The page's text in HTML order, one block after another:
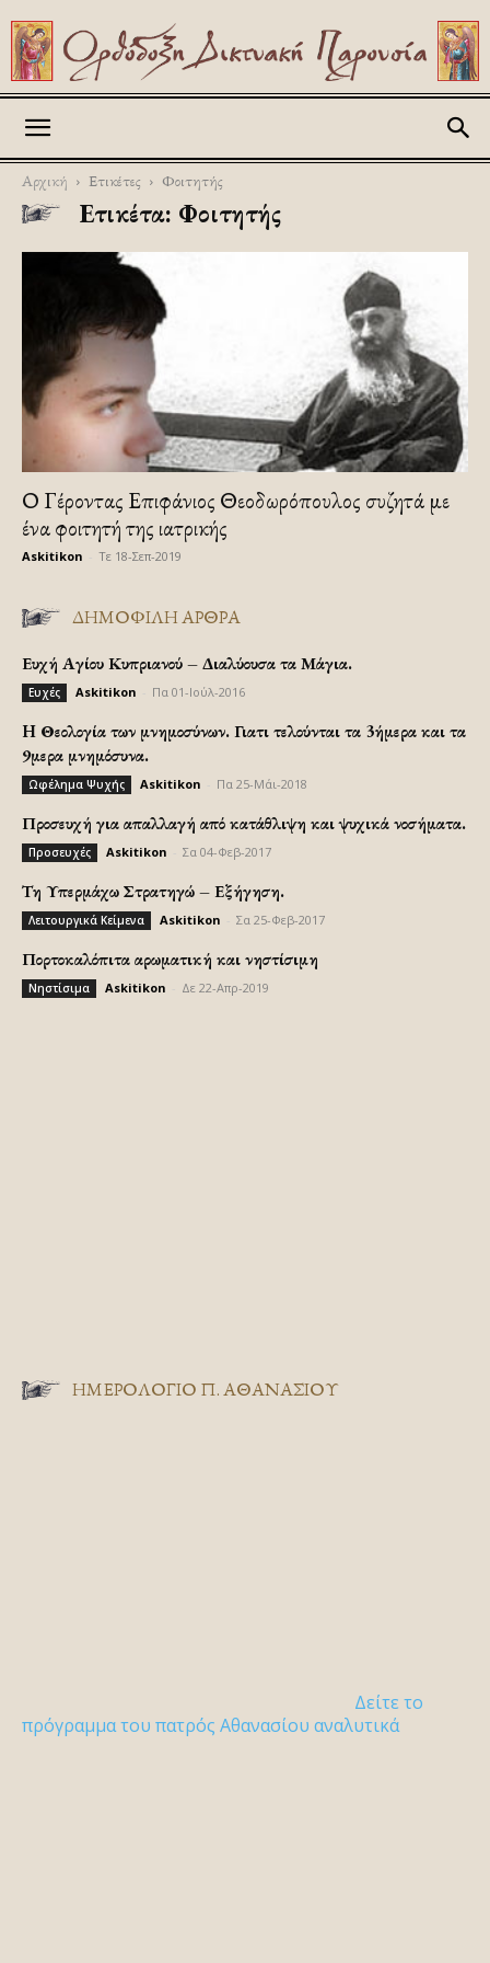
Αρχική Ετικέτες Φοιτητής
Ετικέτα: Φοιτητής
Ο Γέροντας Επιφάνιος Θεοδωρόπουλος συζητά με
ένα φοιτητή της ιατρικής
Askitikon Τε 18-Σεπ-2019
ΔΗΜΟΦΙΛΗ ΑΡΘΡΑ
Ευχή Αγίου Κυπριανού – Διαλύουσα τα Μάγια.
Ευχές Askitikon Πα 01-Ιούλ-2016
H Θεολογία των μνημοσύνων. Γιατι τελούνται τα 3ήμερα και τα
9μερα μνημόσυνα.
Ωφέλημα Ψυχής Askitikon Πα 25-Μάι-2018
Προσευχή για απαλλαγή από κατάθλιψη και ψυχικά νοσήματα.
Προσευχές Askitikon Σα 04-Φεβ-2017
Τη Υπερμάχω Στρατηγώ – Εξήγηση.
Λειτουργικά Κείμενα Askitikon Σα 25-Φεβ-2017
Πορτοκαλόπιτα αρωματική και νηστίσιμη
Νηστίσιμα Askitikon Δε 22-Απρ-2019
ΗΜΕΡΟΛΟΓΙΟ Π. ΑΘΑΝΑΣΙΟΥ
Δείτε το
πρόγραμμα του πατρός Αθανασίου αναλυτικά